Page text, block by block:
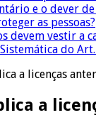
e o dever
as pessoas?
devem vestir a
do
a licenças
a